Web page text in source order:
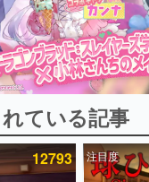
ップ
れている記事ランキング
ている記事
12793 注目度